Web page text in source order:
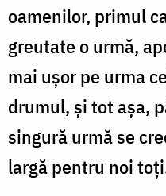
oamenilor, primul
greutate o urmă,
mai uşor pe urma
drumul, şi tot aşa,
singură urmă se
largă pentru noi